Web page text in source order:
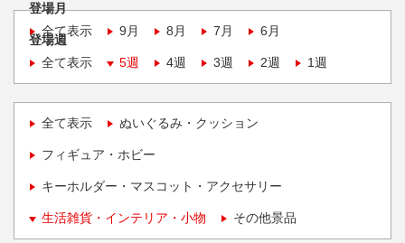
登場月
全て表示
9月 8月 7月 6月
登場週
全て表示
5週 4週 3週 2週 1週
全て表示 ぬいぐるみ・クッション
フィギュア・ホビー
キーホルダー・マスコット・アクセサリー
生活雑貨・インテリア・小物 その他景品